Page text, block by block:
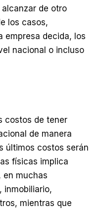
de otro
los casos,
empresa decida, los
nacional o incluso
costos de tener
de manera
últimos costos serán
físicas implica
en muchas
inmobiliario,
mientras que